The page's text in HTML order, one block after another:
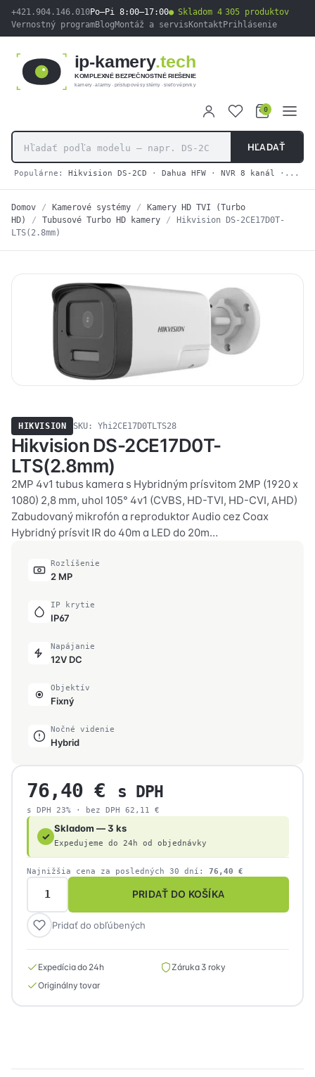
obsah
+421.904.146.010Po–Pi 8:00–17:00
Skladom 4 305 produktov
Vernostný programBlogMontáž a servisKontaktPrihlásenie
ip-kamery.tech
KOMPLEXNÉ BEZPEČNOSTNÉ RIEŠENIE
kamery · alarmy · prístupové systémy · sieťové prvky
HĽADAŤ
Populárne: Hikvision DS-2CD · Dahua HFW · NVR 8 kanál · 2N IP
0
Domov / Kamerové systémy / Kamery HD TVI (Turbo
HD)
/ Tubusové Turbo HD kamery / Hikvision DS-2CE17D0T-
LTS(2.8mm)
HIKVISION SKU: Yhi2CE17D0TLTS28
Hikvision DS-2CE17D0T-
LTS(2.8mm)
2MP 4v1 tubus kamera s Hybridným prísvitom 2MP (1920 x
1080) 2,8 mm, uhol 105° 4v1 (CVBS, HD-TVI, HD-CVI, AHD)
Zabudovaný mikrofón a reproduktor Audio cez Coax
Hybridný prísvit IR do 40m a LED do 20m…
Rozlíšenie
2 MP
IP krytie
IP67
Napájanie
12V DC
Objektív
Fixný
Nočné videnie
Hybrid
76,40€ s DPH
s DPH 23% · bez DPH 62,11 €
✓
Skladom — 3 ks
Expedujeme do 24h od objednávky
Najnižšia cena za posledných 30 dní: 76,40 €
množstvo
Hikvision
DS-
2CE17D0T-
LTS(2.8mm)
PRIDAŤ DO KOŠÍKA
Pridať do obľúbených
Expedícia do 24h
Záruka 3 roky
Originálny tovar